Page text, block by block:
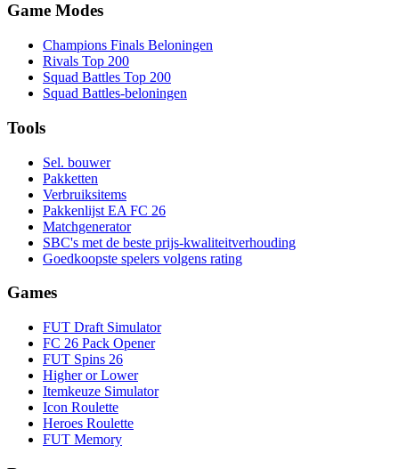
Game Modes
Champions Finals Beloningen
Rivals Top 200
Squad Battles Top 200
Squad Battles-beloningen
Tools
Sel. bouwer
Pakketten
Verbruiksitems
Pakkenlijst EA FC 26
Matchgenerator
SBC's met de beste prijs-kwaliteitverhouding
Goedkoopste spelers volgens rating
Games
FUT Draft Simulator
FC 26 Pack Opener
FUT Spins 26
Higher or Lower
Itemkeuze Simulator
Icon Roulette
Heroes Roulette
FUT Memory